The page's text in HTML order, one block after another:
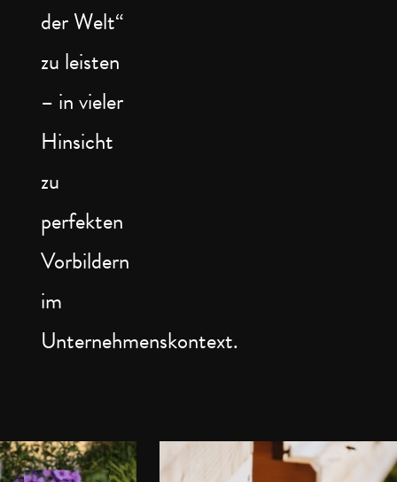
der Welt“
zu leisten
– in vieler
Hinsicht
zu
perfekten
Vorbildern
im
Unternehmenskontext.